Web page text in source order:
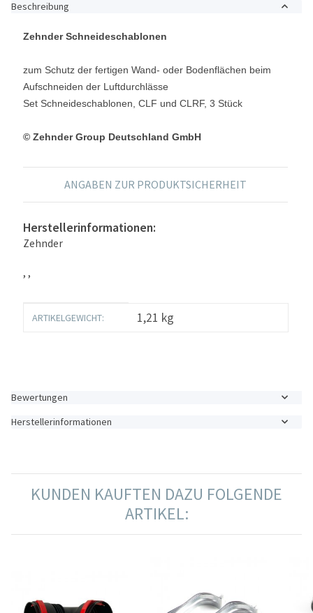
Beschreibung
Zehnder Schneideschablonen
zum Schutz der fertigen Wand- oder Bodenflächen beim
Aufschneiden der Luftdurchlässe
Set Schneideschablonen, CLF und CLRF, 3 Stück
© Zehnder Group Deutschland GmbH
ANGABEN ZUR PRODUKTSICHERHEIT
Herstellerinformationen:
Zehnder
, ,
Produkteigenschaft
Wert
ARTIKELGEWICHT: 1,21 kg
Bewertungen
Herstellerinformationen
KUNDEN KAUFTEN DAZU FOLGENDE
ARTIKEL: